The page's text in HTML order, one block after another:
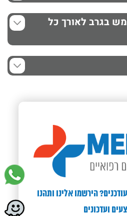
בגרב לאורך כל
הירשמו אלינו ותהנו
ועדכונים